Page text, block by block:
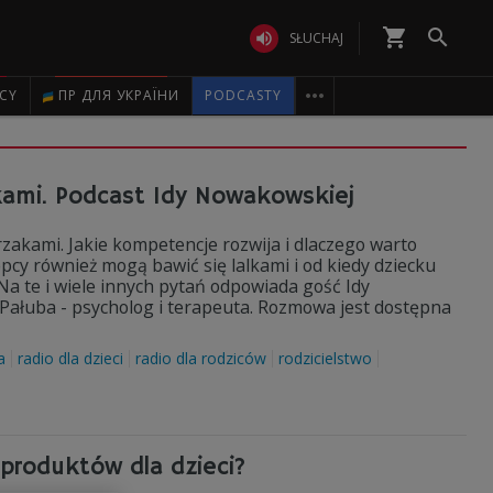
 SŁUCHAJ shopping_cart 
ПР ДЛЯ УКРАЇНИ PODCASTY 
Podcast Idy Nowakowskiej
Jakie kompetencje rozwija i dlaczego warto
również mogą bawić się lalkami i od kiedy dziecku
te i wiele innych pytań odpowiada gość Idy
- psycholog i terapeuta. Rozmowa jest dostępna
radio dla dzieci radio dla rodziców
rodzicielstwo
dla dzieci?